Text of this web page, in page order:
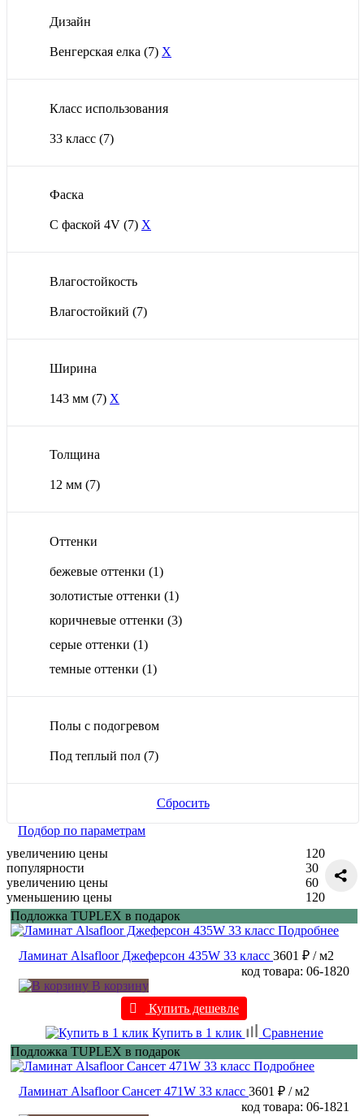
Дизайн
Венгерская елка (7) X
Класс использования
33 класс (7)
Фаска
С фаской 4V (7) X
Влагостойкость
Влагостойкий (7)
Ширина
143 мм (7) X
Толщина
12 мм (7)
Оттенки
бежевые оттенки (1)
золотистые оттенки (1)
коричневые оттенки (3)
серые оттенки (1)
темные оттенки (1)
Полы с подогревом
Под теплый пол (7)
Сбросить
Подбор по параметрам
увеличению цены
популярности
увеличению цены
уменьшению цены
120
30
60
120
Подложка TUPLEX в подарок
Подробнее
Ламинат Alsafloor Джеферсон 435W 33 класс 3601 ₽ / м2
код товара: 06-1820
В корзину
Купить дешевле
Купить в 1 клик
Сравнение
Подложка TUPLEX в подарок
Подробнее
Ламинат Alsafloor Сансет 471W 33 класс 3601 ₽ / м2
код товара: 06-1821